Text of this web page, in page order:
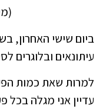
ביום שישי האחרון,
עיתונאים ובלוגרים
למרות שאת כמות
עדיין אני מגלה בכל